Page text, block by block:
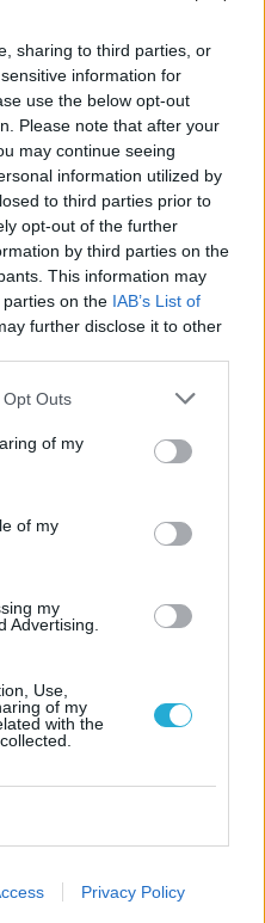
sharing to third parties, or
information for
use the below opt-out
Please note that after your
may continue seeing
information utilized by
to third parties prior to
opt-out of the further
by third parties on the
This information may
on the IAB’s List of
further disclose it to other
Outs
of my
of my
my
Advertising.
Use,
of my
with the
Privacy Policy